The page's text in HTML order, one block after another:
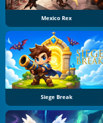
Mexico Rex
Siege Break